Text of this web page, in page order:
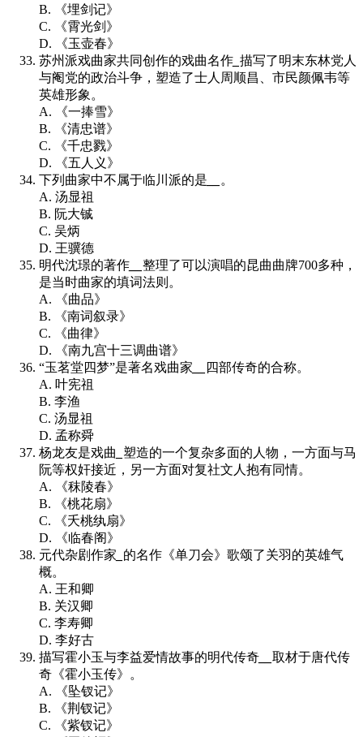
B. 《埋剑记》
C. 《霄光剑》
D. 《玉壶春》
苏州派戏曲家共同创作的戏曲名作 描写了明末东林党人
与阉党的政治斗争，塑造了士人周顺昌、市民颜佩韦等
英雄形象。
A. 《一捧雪》
B. 《清忠谱》
C. 《千忠戮》
D. 《五人义》
下列曲家中不属于临川派的是
。
A. 汤显祖
B. 阮大铖
C. 吴炳
D. 王骥德
明代沈璟的著作
整理了可以演唱的昆曲曲牌700多种，
是当时曲家的填词法则。
A. 《曲品》
B. 《南词叙录》
C. 《曲律》
D. 《南九宫十三调曲谱》
“玉茗堂四梦”是著名戏曲家
四部传奇的合称。
A. 叶宪祖
B. 李渔
C. 汤显祖
D. 孟称舜
杨龙友是戏曲
塑造的一个复杂多面的人物，一方面与马
阮等权奸接近，另一方面对复社文人抱有同情。
A. 《秣陵春》
B. 《桃花扇》
C. 《夭桃纨扇》
D. 《临春阁》
元代杂剧作家 的名作《单刀会》歌颂了关羽的英雄气
概。
A. 王和卿
B. 关汉卿
C. 李寿卿
D. 李好古
描写霍小玉与李益爱情故事的明代传奇
取材于唐代传
奇《霍小玉传》。
A. 《坠钗记》
B. 《荆钗记》
C. 《紫钗记》